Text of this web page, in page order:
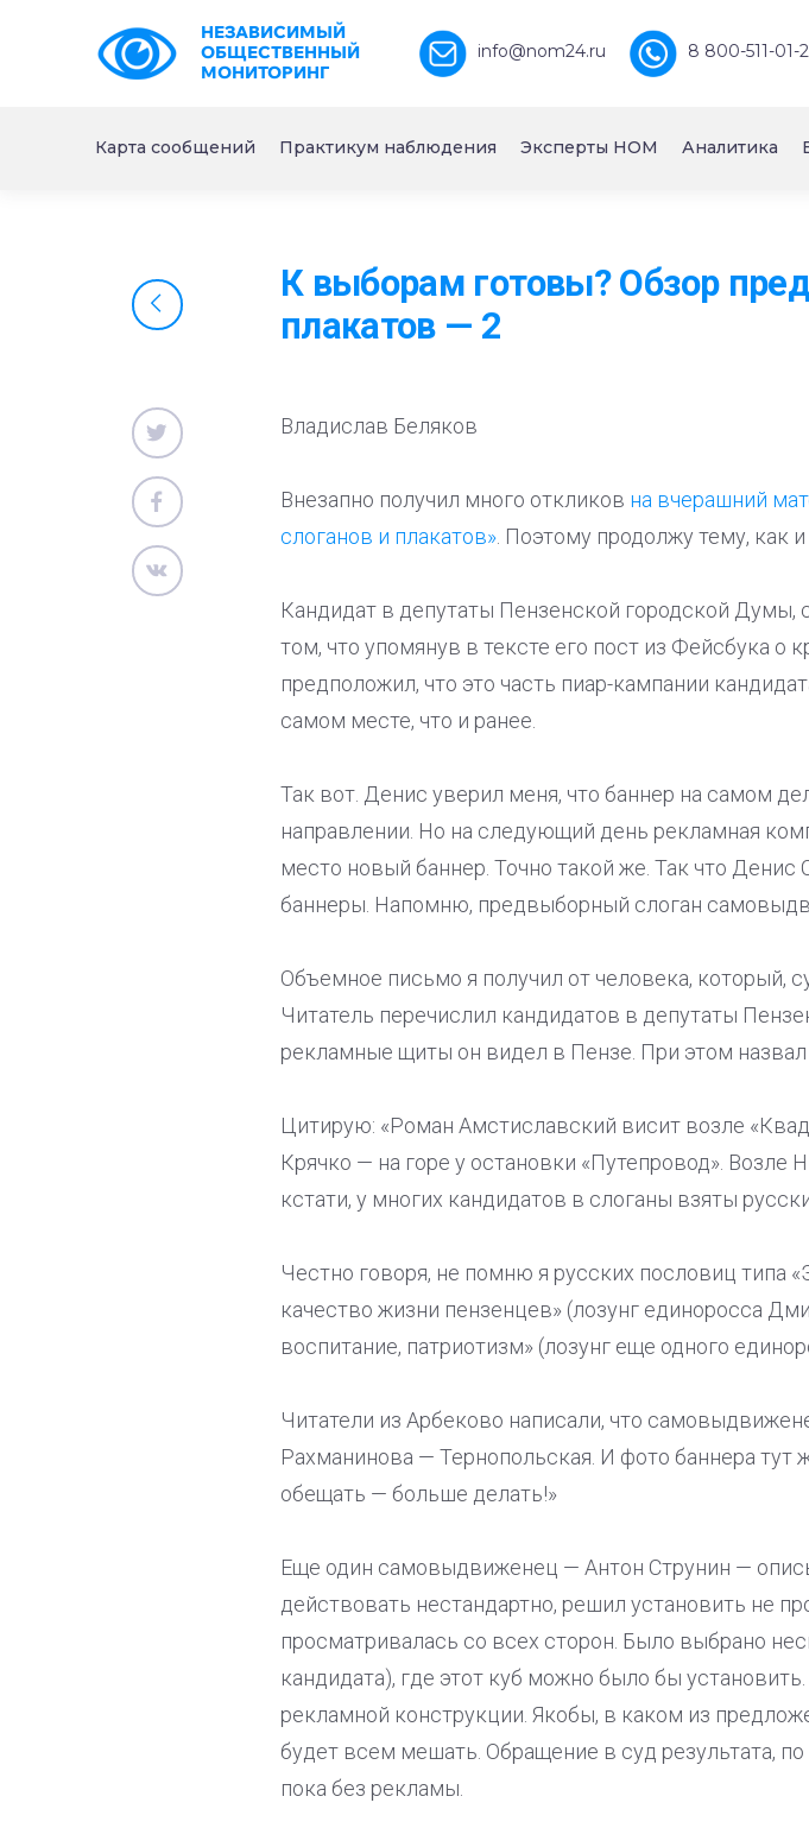
НЕЗАВИСИМЫЙ
ОБЩЕСТВЕННЫЙ
МОНИТОРИНГ
info@nom24.ru 8 800-511-01-
Карта сообщений Практикум наблюдения Эксперты НОМ Аналитика
К выборам готовы? Обзор
плакатов — 2
Владислав Беляков
Внезапно получил много откликов на вчерашний
слоганов и плакатов». Поэтому продолжу тему, как
Кандидат в депутаты Пензенской городской
том, что упомянув в тексте его пост из Фейсбука о
предположил, что это часть пиар-кампании
самом месте, что и ранее.
Так вот. Денис уверил меня, что баннер на самом
направлении. Но на следующий день рекламная
место новый баннер. Точно такой же. Так что
баннеры. Напомню, предвыборный слоган
Объемное письмо я получил от человека, который,
Читатель перечислил кандидатов в депутаты
рекламные щиты он видел в Пензе. При этом назвал
Цитирую: «Роман Амстиславский висит возле
Крячко — на горе у остановки «Путепровод».
кстати, у многих кандидатов в слоганы взяты
Честно говоря, не помню я русских пословиц
качество жизни пензенцев» (лозунг единоросса
воспитание, патриотизм» (лозунг еще одного
Читатели из Арбеково написали, что
Рахманинова — Тернопольская. И фото баннера
обещать — больше делать!»
Еще один самовыдвиженец — Антон Струнин —
действовать нестандартно, решил установить не
просматривалась со всех сторон. Было выбрано
кандидата), где этот куб можно было бы
рекламной конструкции. Якобы, в каком из
будет всем мешать. Обращение в суд результата,
пока без рекламы.